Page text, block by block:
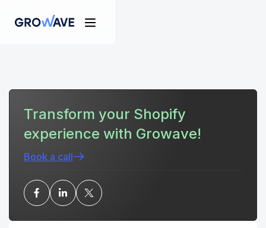
Transform your Shopify
experience with Growave!
Book a call